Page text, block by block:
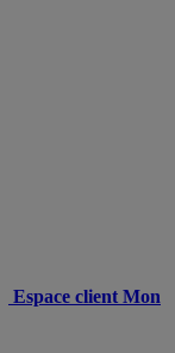
Espace client Mon